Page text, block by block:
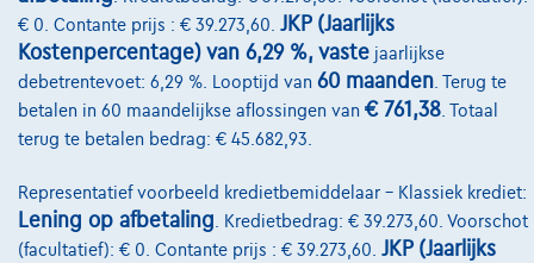
€ 0. Contante prijs : € 39.273,60. JKP (Jaarlijks
Kostenpercentage) van 6,29 %, vaste jaarlijkse
debetrentevoet: 6,29 %. Looptijd van 60 maanden. Terug te
betalen in 60 maandelijkse aflossingen van € 761,38. Totaal
terug te betalen bedrag: € 45.682,93.
Representatief voorbeeld kredietbemiddelaar – Klassiek krediet:
Lening op afbetaling . Kredietbedrag: € 39.273,60. Voorschot
(facultatief): € 0. Contante prijs : € 39.273,60. JKP (Jaarlijks
Over Ons
Word klant
Wie zijn we
Kwaliteitscharter
Onze dealers
Onze partners